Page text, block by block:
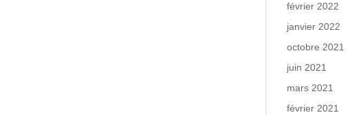
février 2022
janvier 2022
octobre 2021
juin 2021
mars 2021
février 2021